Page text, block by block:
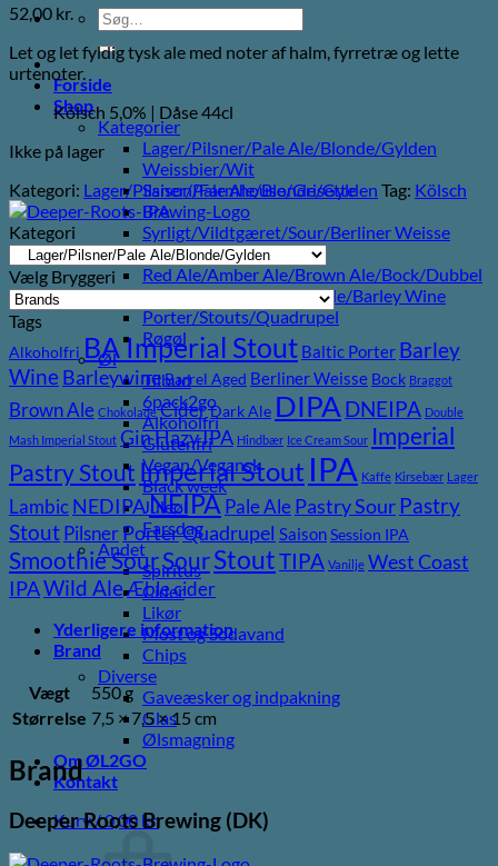
Søg
efter:
Forside
Shop
Kategorier
Lager/Pilsner/Pale Ale/Blonde/Gylden
Weissbier/Wit
Saison/Farmhouse/Grisette
IPA
Syrligt/Vildtgæret/Sour/Berliner Weisse
Mjød/Melomel/Braggot
Red Ale/Amber Ale/Brown Ale/Bock/Dubbel
Strong Ale/Dark Ale/Triple/Barley Wine
Porter/Stouts/Quadrupel
Røgøl
Øl
Tilbud
6pack2go
Alkoholfri
Glutenfri
Vegan/Vegansk
Black week
Juleøl
Farsdag
Andet
Spiritus
Cider
Likør
Most og Sodavand
Chips
Diverse
Gaveæsker og indpakning
Glas
Ølsmagning
Om ØL2GO
Kontakt
Kurv /0,00 kr.
52,00 kr.
Let og let fyldig tysk ale med noter af halm, fyrretræ og lette
urtenoter.
Kölsch 5,0% | Dåse 44cl
Ikke på lager
Kategori: Lager/Pilsner/Pale Ale/Blonde/Gylden Tag: Kölsch
Kategori
Vælg Bryggeri
Tags
Alkoholfri BA Imperial Stout Baltic Porter Barley
Wine BarleywineBarrel Aged Berliner Weisse Bock Braggot
Brown Ale Chokolade CiderDark Ale DIPA DNEIPA Double
Mash Imperial Stout GinHazy IPA Hindbær Ice Cream Sour Imperial
Pastry Stout Imperial Stout IPA Kaffe Kirsebær Lager
Lambic NEDIPANEIPA Pale Ale Pastry Sour Pastry
Stout Pilsner PorterQuadrupel SaisonSession IPA
Smoothie SourSourStoutTIPA Vanilje West Coast
IPAWild Ale Æble cider
Yderligere information
Brand
Vægt
550 g
Størrelse 7,5 × 7,5 × 15 cm
Brand
Deeper Roots Brewing (DK)